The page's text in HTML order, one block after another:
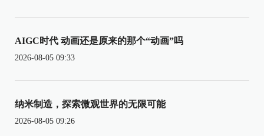
AIGC时代 动画还是原来的那个“动画”吗
2026-08-05 09:33
纳米制造，探索微观世界的无限可能
2026-08-05 09:26